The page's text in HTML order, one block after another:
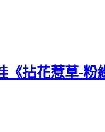
《拈花惹草-粉